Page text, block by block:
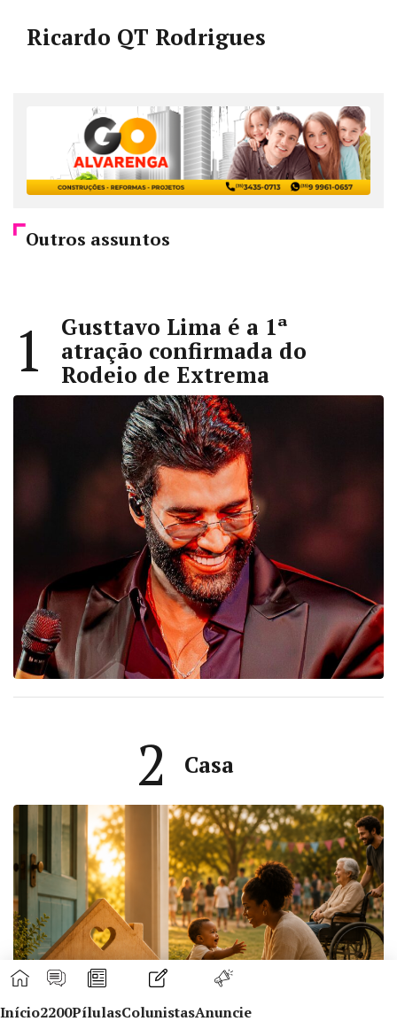
Ricardo QT Rodrigues
Outros assuntos
1
Gusttavo Lima é a 1ª
atração confirmada do
Rodeio de Extrema
2 Casa
Início2200PílulasColunistasAnuncie